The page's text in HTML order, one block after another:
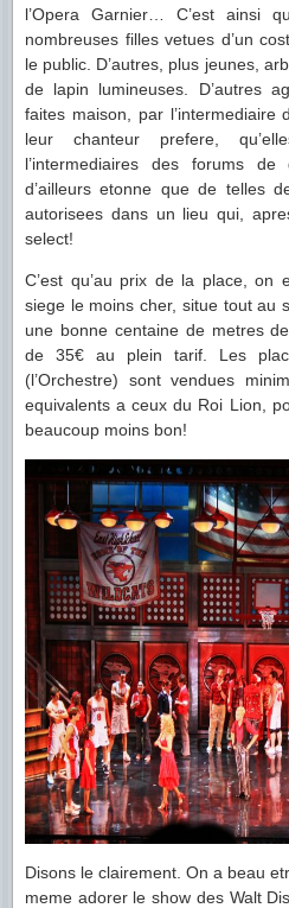
l’Opera Garnier… C’est ainsi
nombreuses filles vetues d’un
le public. D’autres, plus jeunes,
de lapin lumineuses. D’autres
faites maison, par l’intermediaire
leur chanteur prefere,
l’intermediaires des forums
d’ailleurs etonne que de telles
autorisees dans un lieu qui,
select!
C’est qu’au prix de la place,
siege le moins cher, situe tout au
une bonne centaine de metres
de 35€ au plein tarif. Les
(l’Orchestre) sont vendues
equivalents a ceux du Roi Lion,
beaucoup moins bon!
Disons le clairement. On a beau
meme adorer le show des Walt